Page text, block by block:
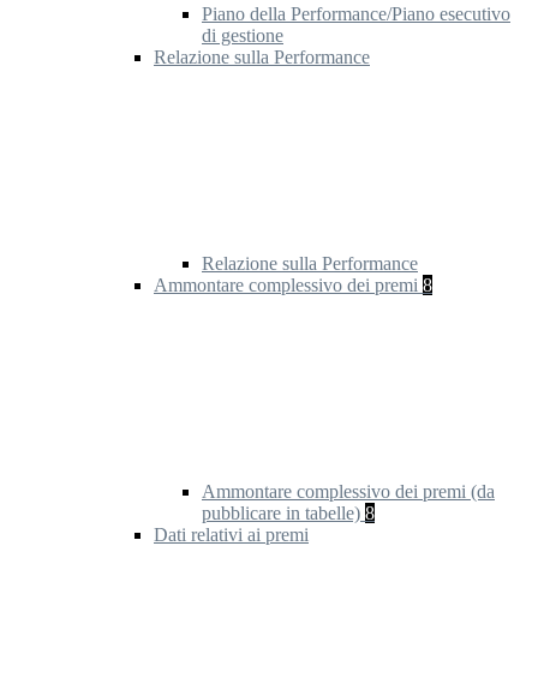
Piano della Performance/Piano esecutivo
di gestione
Relazione sulla Performance
Relazione sulla Performance
Ammontare complessivo dei premi 8
Ammontare complessivo dei premi (da
pubblicare in tabelle) 8
Dati relativi ai premi